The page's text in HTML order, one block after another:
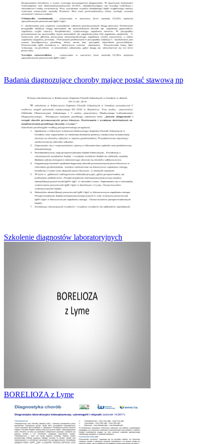
Badania diagnozujące choroby mające postać stawową np
Szkolenie diagnostów laboratoryjnych
BORELIOZA z Lyme